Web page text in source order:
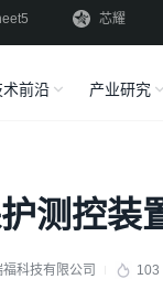
芯耀
术前沿 产业研究
测控装
科技有限公司 103